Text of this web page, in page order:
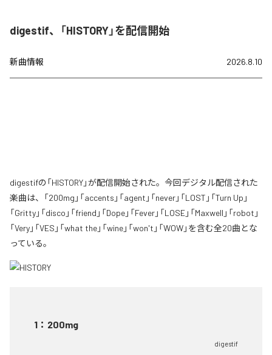
digestif、「HISTORY」を配信開始
新曲情報 2026.8.10
digestifの「HISTORY」が配信開始された。今回デジタル配信された
楽曲は、「200mg」「accents」「agent」「never」「LOST」「Turn Up」
「Gritty」「disco」「friend」「Dope」「Fever」「LOSE」「Maxwell」「robot」
「Very」「VES」「what the」「wine」「won't」「WOW」を含む全20曲とな
っている。
1 ： 200mg
digestif